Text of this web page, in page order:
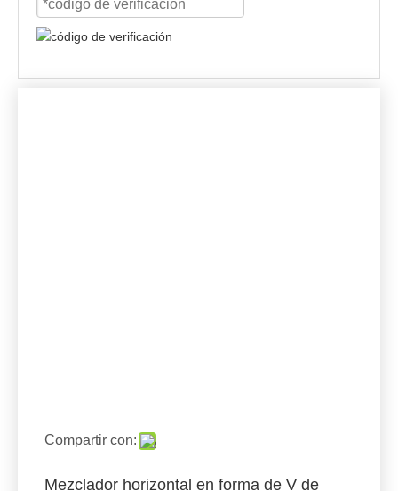
Compartir con:
Mezclador horizontal en forma de V de